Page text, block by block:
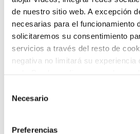
de nuestro sitio web. A excepción
necesarias para el funcionamiento
solicitaremos su consentimiento
servicios a través del resto de
negativa no limitará su experiencia
más información, puede consultar
Necesario
Preferencias
25
29 30 31 1